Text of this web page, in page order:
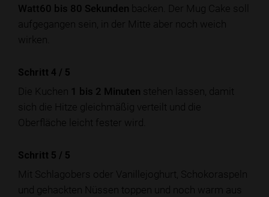
Watt60 bis 80 Sekunden backen. Der Mug Cake soll
aufgegangen sein, in der Mitte aber noch weich
wirken.
Schritt 4 / 5
Die Kuchen 1 bis 2 Minuten stehen lassen, damit
sich die Hitze gleichmäßig verteilt und die
Oberfläche leicht fester wird.
Schritt 5 / 5
Mit Schlagobers oder Vanillejoghurt, Schokoraspeln
und gehackten Nüssen toppen und noch warm aus